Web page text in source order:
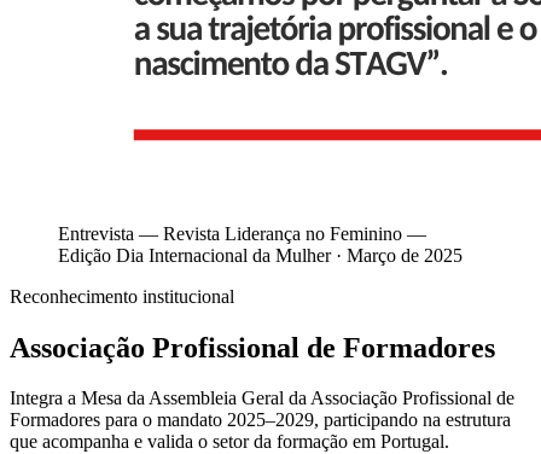
Entrevista — Revista Liderança no Feminino —
Edição Dia Internacional da Mulher · Março de 2025
Reconhecimento institucional
Associação Profissional de Formadores
Integra a Mesa da Assembleia Geral da Associação Profissional de
Formadores para o mandato 2025–2029, participando na estrutura
que acompanha e valida o setor da formação em Portugal.